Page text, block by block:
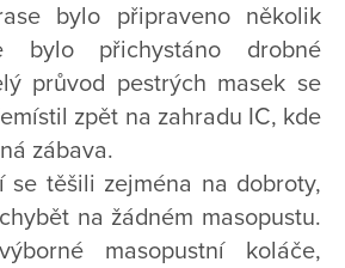
bylo připraveno několik
bylo přichystáno drobné
průvod pestrých masek se
zpět na zahradu IC, kde
zábava.
se těšili zejména na dobroty,
na žádném masopustu.
masopustní koláče,